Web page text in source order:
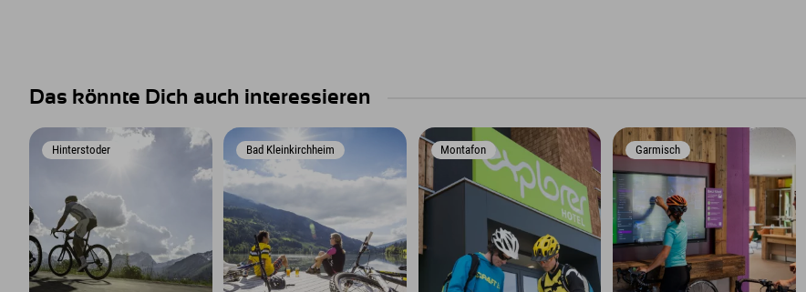
Das könnte Dich auch interessieren
Hinterstoder Bad Kleinkirchheim Montafon Garmisch